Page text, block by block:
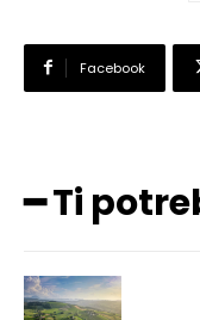
Facebook
━ Ti